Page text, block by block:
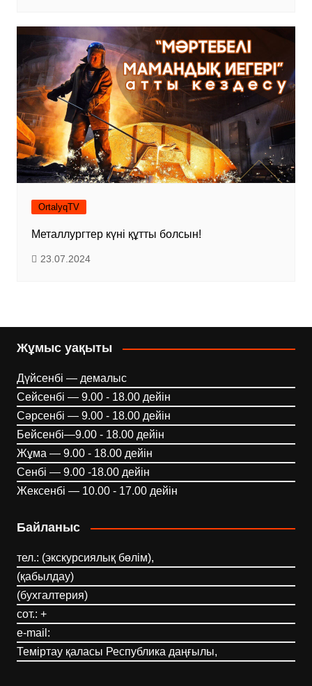
OrtalyqTV
Металлургтер күні құтты болсын!
23.07.2024
Жұмыс уақыты
Дүйсенбі — демалыс
Сейсенбі — 9.00 - 18.00 дейін
Сәрсенбі — 9.00 - 18.00 дейін
Бейсенбі—9.00 - 18.00 дейін
Жұма — 9.00 - 18.00 дейін
Сенбі — 9.00 -18.00 дейін
Жексенбі — 10.00 - 17.00 дейін
Байланыс
тел.: (экскурсиялық бөлім),
(қабылдау)
(бухгалтерия)
сот.: +
e-mail:
Теміртау қаласы Республика даңғылы,